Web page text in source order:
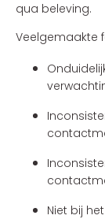
qua beleving.
Veelgemaakte
Niet bij